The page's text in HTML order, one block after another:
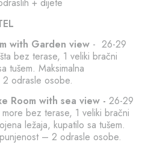
+ dijete
with Garden view - 26-29
bez terase, 1 veliki bračni
tušem. Maksimalna
odrasle osobe.
Room with sea view - 26-29
bez terase, 1 veliki bračni
ležaja, kupatilo sa tušem.
– 2 odrasle osobe.